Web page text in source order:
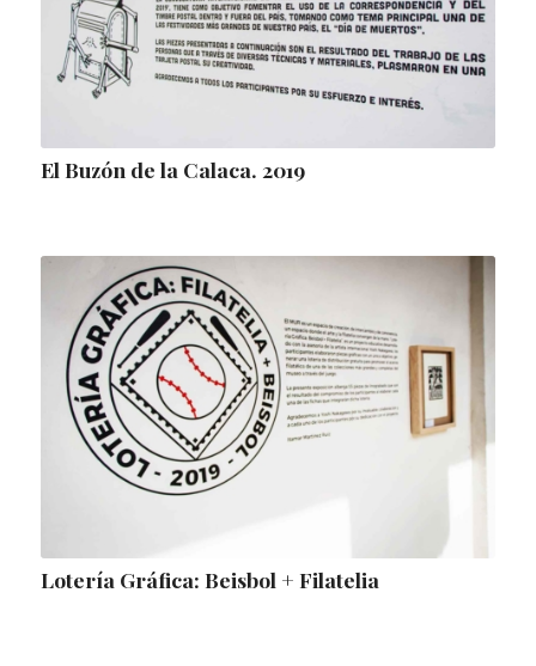
El Buzón de la Calaca. 2019
Lotería Gráfica: Beisbol + Filatelia